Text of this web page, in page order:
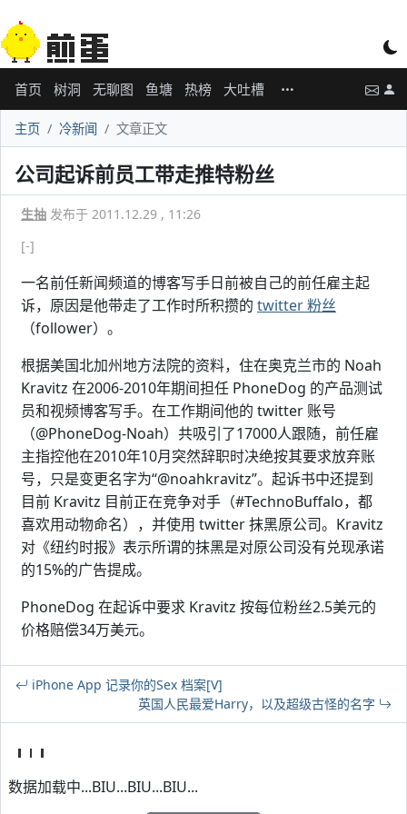
首页 树洞 无聊图 鱼塘 热榜 大吐槽
主页 冷新闻 文章正文
公司起诉前员工带走推特粉丝
生抽 发布于 2011.12.29 , 11:26
[-]
一名前任新闻频道的博客写手日前被自己的前任雇主起
诉，原因是他带走了工作时所积攒的 twitter 粉丝
（follower）。
根据美国北加州地方法院的资料，住在奥克兰市的 Noah
Kravitz 在2006-2010年期间担任 PhoneDog 的产品测试
员和视频博客写手。在工作期间他的 twitter 账号
（@PhoneDog-Noah）共吸引了17000人跟随，前任雇
主指控他在2010年10月突然辞职时决绝按其要求放弃账
号，只是变更名字为“@noahkravitz”。起诉书中还提到
目前 Kravitz 目前正在竞争对手（#TechnoBuffalo，都
喜欢用动物命名），并使用 twitter 抹黑原公司。Kravitz
对《纽约时报》表示所谓的抹黑是对原公司没有兑现承诺
的15%的广告提成。
PhoneDog 在起诉中要求 Kravitz 按每位粉丝2.5美元的
价格赔偿34万美元。
iPhone App 记录你的Sex 档案[V]
英国人民最爱Harry，以及超级古怪的名字
数据加载中...BIU...BIU...BIU...